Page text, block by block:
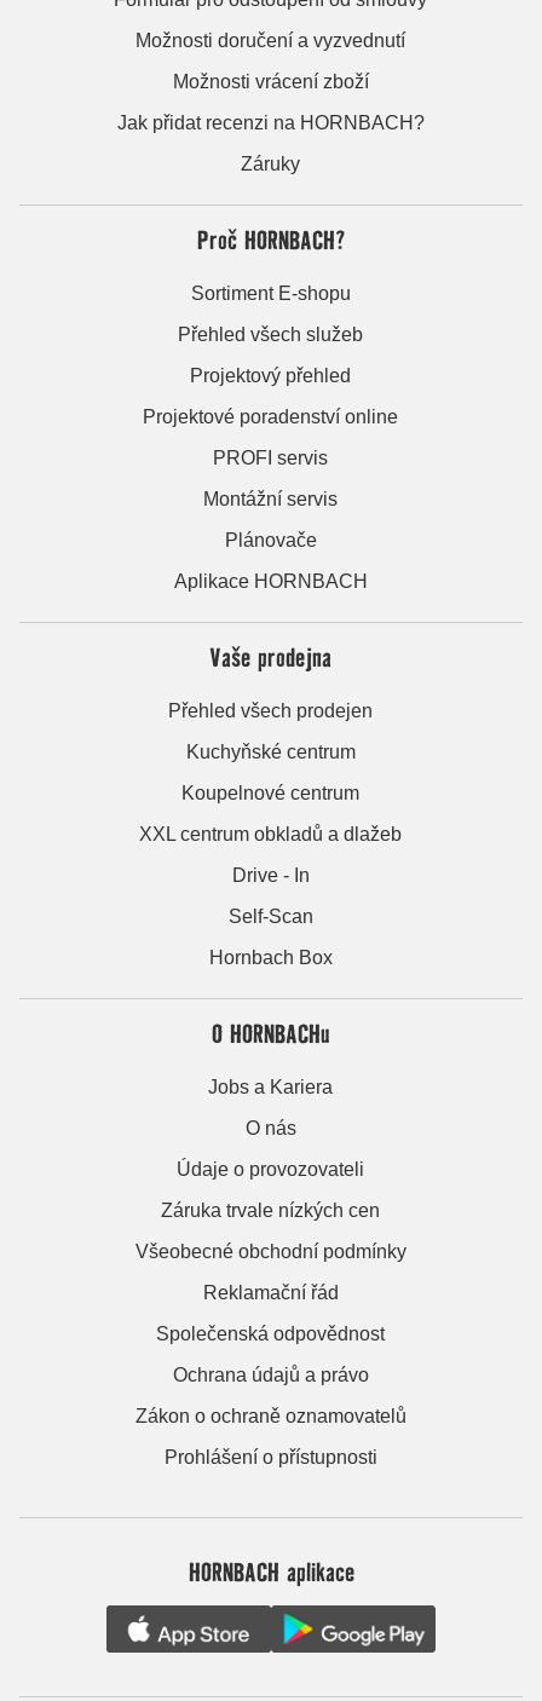
Možnosti doručení a vyzvednutí
Možnosti vrácení zboží
Jak přidat recenzi na HORNBACH?
Záruky
Proč HORNBACH?
Sortiment E-shopu
Přehled všech služeb
Projektový přehled
Projektové poradenství online
PROFI servis
Montážní servis
Plánovače
Aplikace HORNBACH
Vaše prodejna
Přehled všech prodejen
Kuchyňské centrum
Koupelnové centrum
XXL centrum obkladů a dlažeb
Drive - In
Self-Scan
Hornbach Box
O HORNBACHu
Jobs a Kariera
O nás
Údaje o provozovateli
Záruka trvale nízkých cen
Všeobecné obchodní podmínky
Reklamační řád
Společenská odpovědnost
Ochrana údajů a právo
Zákon o ochraně oznamovatelů
Prohlášení o přístupnosti
HORNBACH aplikace